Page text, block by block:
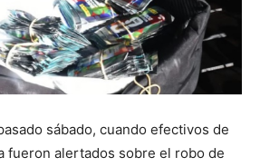
sábado, cuando efectivos de
fueron alertados sobre el robo de